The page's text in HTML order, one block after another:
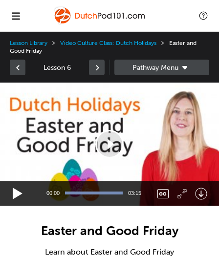
Lesson Library Video Culture Class: Dutch Holidays
Easter and
Good Friday
Lesson 6
Player
00:00 03:15
Easter and Good Friday
Learn about Easter and Good Friday